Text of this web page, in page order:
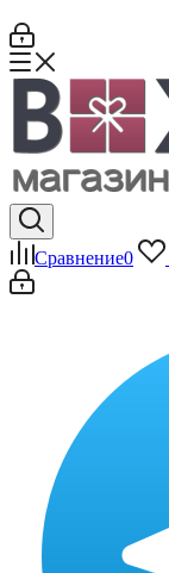
Сравнение0